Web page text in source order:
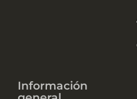
Información